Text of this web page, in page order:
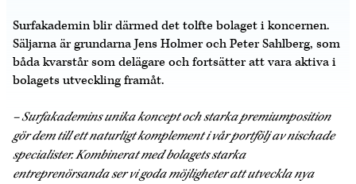
Surfakademin blir därmed det tolfte bolaget i koncernen.
Säljarna är grundarna Jens Holmer och Peter Sahlberg, som
båda kvarstår som delägare och fortsätter att vara aktiva i
bolagets utveckling framåt.
– Surfakademins unika koncept och starka premiumposition
gör dem till ett naturligt komplement i vår portfölj av nischade
specialister. Kombinerat med bolagets starka
entreprenörsanda ser vi goda möjligheter att utveckla nya